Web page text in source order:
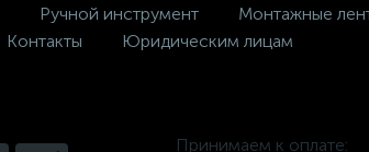
Ручной инструмент
Монтажные
Контакты Юридическим лицам
Принимаем к оплате: